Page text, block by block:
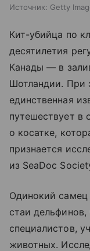
Источник: Getty
Кит-убийца по
десятилетия
Канады — в
Шотландии. При
единственная
путешествует в
о косатке,
признается
из SeaDoc
Одинокий самец
стаи дельфинов,
специалистов,
животных.